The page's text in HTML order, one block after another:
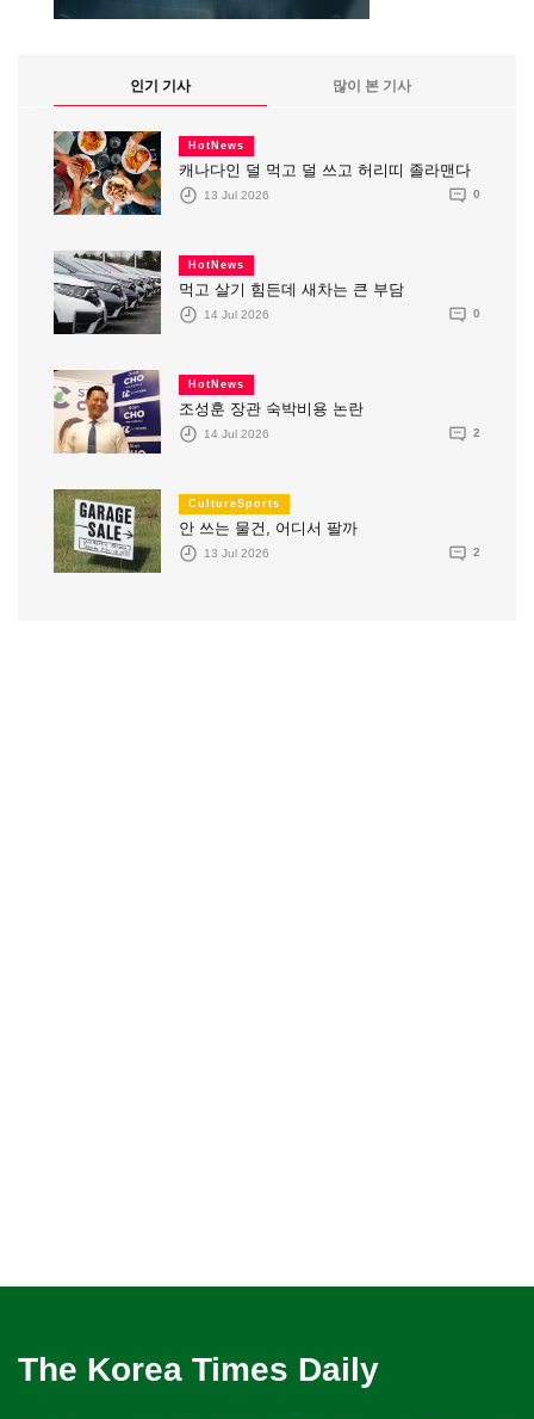
인기 기사 많이 본 기사
HotNews
캐나다인 덜 먹고 덜 쓰고 허리띠 졸라맨다
13 Jul 2026 0
HotNews
먹고 살기 힘든데 새차는 큰 부담
14 Jul 2026 0
HotNews
조성훈 장관 숙박비용 논란
14 Jul 2026 2
CultureSports
안 쓰는 물건, 어디서 팔까
13 Jul 2026 2
The Korea Times Daily